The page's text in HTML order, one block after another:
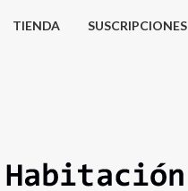
TIENDA SUSCRIPCIONES